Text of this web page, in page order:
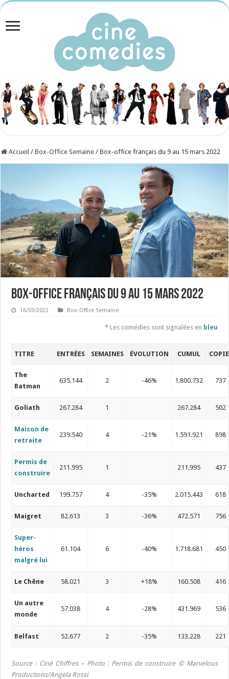
Accueil / Box-Office Semaine / Box-office français du 9 au 15 mars 2022
Box-office français du 9 au 15 mars 2022
16/03/2022 Box-Office Semaine
* Les comédies sont signalées en bleu
TITRE ENTRÉES SEMAINES ÉVOLUTION CUMUL
The
Batman
635.144 2 -46% 1.800.732 737
Goliath 267.284 1 267.284 502
Maison de
retraite
239.540 4 -21% 1.591.921 898
Permis de
construire
211.995 1 211.995 437
Uncharted 199.757 4 -35% 2.015.443 618
Maigret 82.613 3 -36% 472.571 756
Super-
héros
malgré lui
61.104 6 -40% 1.718.681 450
Le Chêne 58.021 3 +18% 160.508 416
Un autre
monde
57.038 4 -28% 431.969 536
Belfast 52.677 2 -35% 133.228 221
Source : Ciné Chiffres – Photo : Permis de construire© Marvelous
Productions/Angela Rossi